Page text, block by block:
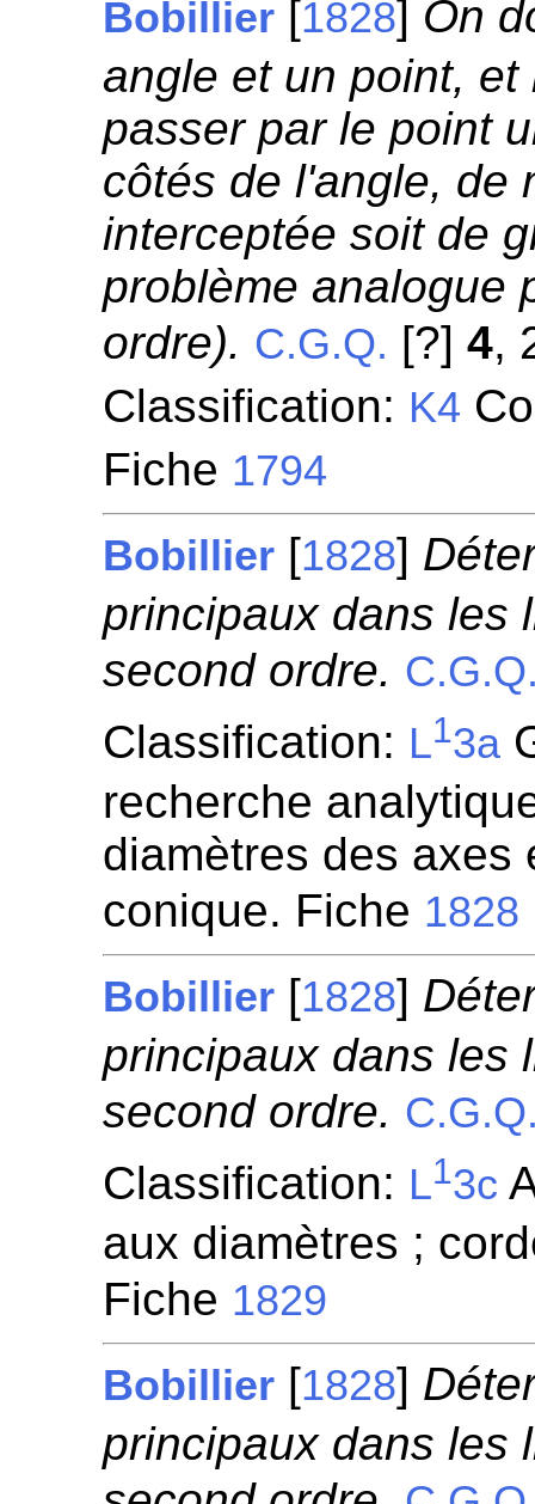
Bobillier [1828] On
angle et un point,
passer par le point
côtés de l'angle, de
interceptée soit de
problème analogue
ordre). C.G.Q. [?]4,
Classification: K4
Fiche 1794
Bobillier [1828]
principaux dans les
second ordre.
Classification: L13a
recherche
diamètres des axes
conique. Fiche 1828
Bobillier [1828]
principaux dans les
second ordre.
Classification: L13c
aux diamètres ;
Fiche 1829
Bobillier [1828]
principaux dans les